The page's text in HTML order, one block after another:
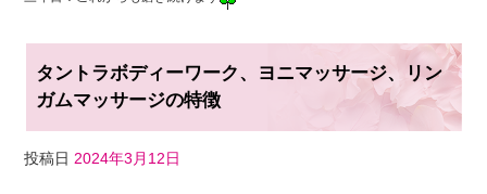
タントラボディーワーク、ヨニマッサージ、リン
ガムマッサージの特徴
投稿日 2024年3月12日